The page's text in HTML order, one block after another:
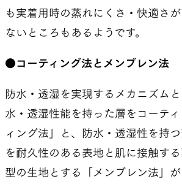
も実着用時の蒸れにくさ・快適さ
ないところもあるようです。
●コーティング法とメンブレン法
防水・透湿を実現するメカニズム
水・透湿性能を持った層をコーテ
ィング法」と、防水・透湿性を持
を耐久性のある表地と肌に接触す
型の生地とする「メンブレン法」が